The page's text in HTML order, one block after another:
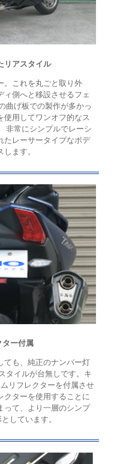
リアスタイル
。これを丸ごと取り外
ィ側へと移設させるフェ
曲げ板での製作が多かっ
使用してワンオフ的なス
非常にシンプルでレーシ
たレーサータイプなボデ
ます。
ター付属
ても、純正のナンバー灯
タイルが台無しです。キ
リフレクターを付属させ
クターを使用することに
って、より一層のシンプ
しています。